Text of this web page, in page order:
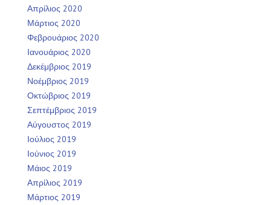
Απρίλιος 2020
Μάρτιος 2020
Φεβρουάριος 2020
Ιανουάριος 2020
Δεκέμβριος 2019
Νοέμβριος 2019
Οκτώβριος 2019
Σεπτέμβριος 2019
Αύγουστος 2019
Ιούλιος 2019
Ιούνιος 2019
Μάιος 2019
Απρίλιος 2019
Μάρτιος 2019